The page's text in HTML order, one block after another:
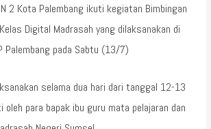
2 Kota Palembang ikuti kegiatan Bimbingan
Digital Madrasah yang dilaksanakan di
Palembang pada Sabtu (13/7)
selama dua hari dari tanggal 12-13
para bapak ibu guru mata pelajaran dan